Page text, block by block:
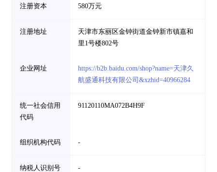
注册资本 580万元
注册地址
天津市东丽区金钟街道金钟新市镇嘉和
里1号楼802号
企业网址
https://b2b.baidu.com/shop?name=天津久
航盛通科技有限公司&xzhid=40966284
统一社会信用
代码
91120110MA072B4H9F
组织机构代码 -
纳税人识别号 -